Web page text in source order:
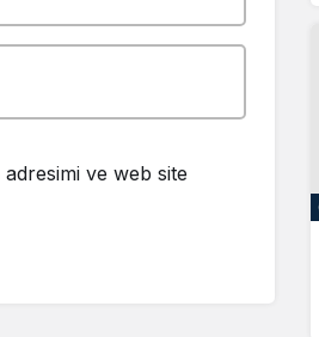
adresimi ve web site